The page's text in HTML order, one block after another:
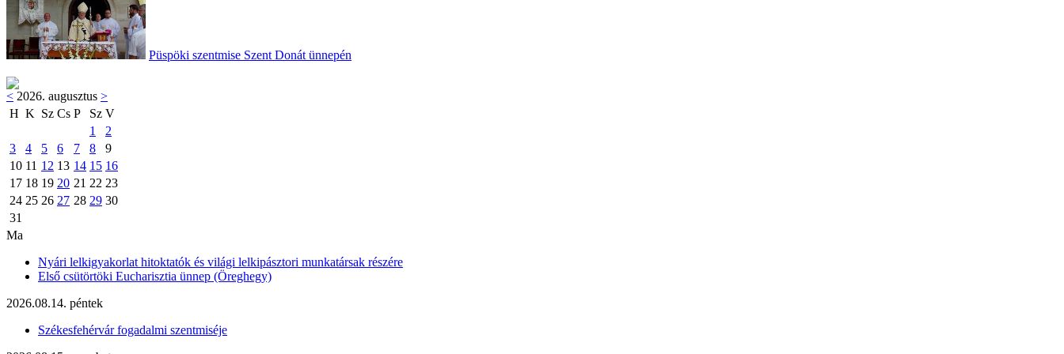
Püspöki szentmise Szent Donát ünnepén
< 2026. augusztus >
H K Sz Cs P Sz V
1
2
3
4 5 6 7 8
9
10 11 12 13 14 15 16
17 18 19 20 21 22 23
24 25 26 27 28 29 30
31
Ma
Nyári lelkigyakorlat hitoktatók és világi lelkipásztori munkatársak részére
Első csütörtöki Eucharisztia ünnep (Öreghegy)
2026.08.14. péntek
Székesfehérvár fogadalmi szentmiséje